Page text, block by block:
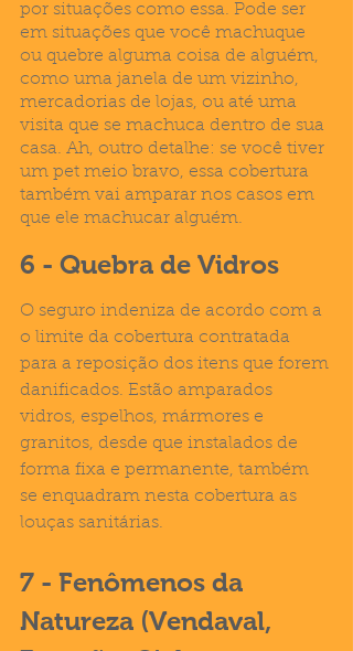
por situações como essa. Pode ser
em situações que você machuque
ou quebre alguma coisa de alguém,
como uma janela de um vizinho,
mercadorias de lojas, ou até uma
visita que se machuca dentro de sua
casa. Ah, outro detalhe: se você tiver
um pet meio bravo, essa cobertura
também vai amparar nos casos em
que ele machucar alguém.
6 - Quebra de Vidros
O seguro indeniza de acordo com a
o limite da cobertura contratada
para a reposição dos itens que forem
danificados. Estão amparados
vidros, espelhos, mármores e
granitos, desde que instalados de
forma fixa e permanente, também
se enquadram nesta cobertura as
louças sanitárias.
7 - Fenômenos da
Natureza (Vendaval,